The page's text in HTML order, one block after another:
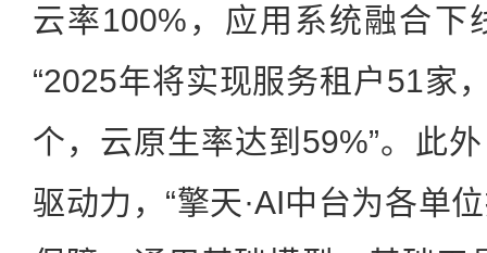
云率100%，应用系统融合下
“2025年将实现服务租户51家
个，云原生率达到59%”。此
驱动力，“擎天·AI中台为各单